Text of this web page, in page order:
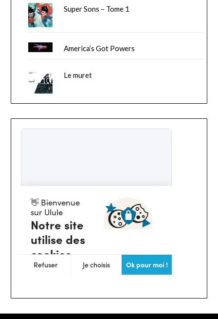
Super Sons – Tome 1
America’s Got Powers
Le muret